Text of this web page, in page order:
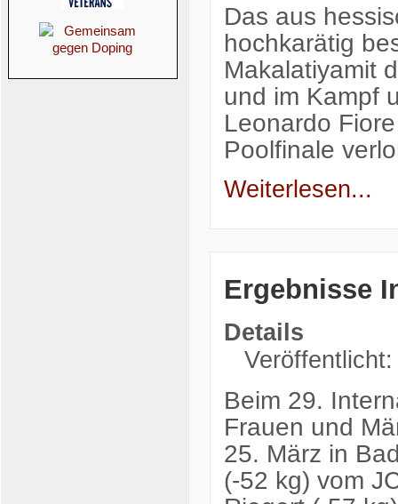
Das aus
hochkarätig
Makalatiyamit
und im Kampf
Leonardo
Poolfinale
Weiterlesen...
Ergebnisse
Details
Beim 29.
Frauen und
25. März in
(-52 kg) vom